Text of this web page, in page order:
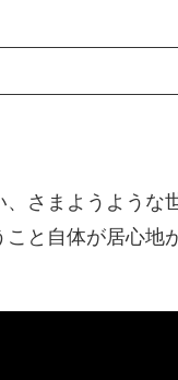
さまようような
と自体が居心地